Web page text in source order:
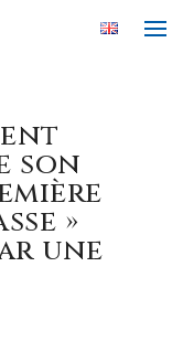
son
»
une